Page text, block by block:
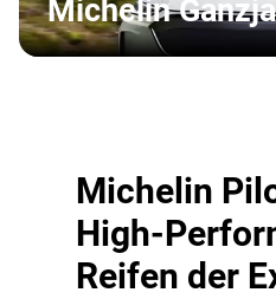
Michelin
Michelin
High-
Reifen der